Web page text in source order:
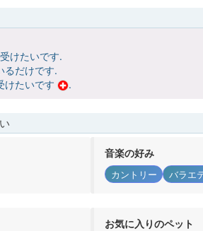
けたいです.
るだけです.
けたいです
.
音楽の好み
カントリー バラエ
お気に入りのペット